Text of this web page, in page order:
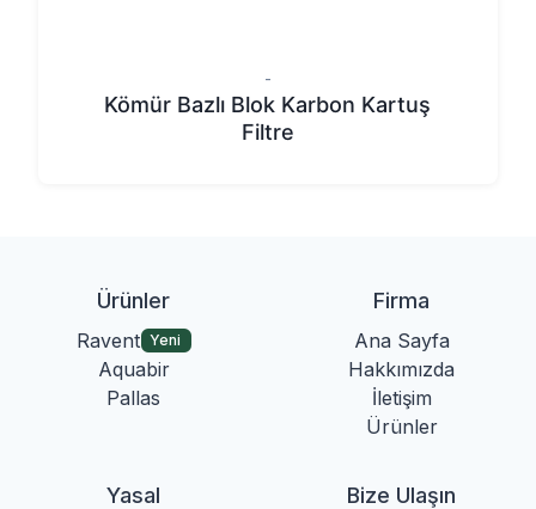
-
Kömür Bazlı Blok Karbon Kartuş
Filtre
Ürünler
Ravent Yeni
Aquabir
Pallas
Firma
Ana Sayfa
Hakkımızda
İletişim
Ürünler
Yasal Bize Ulaşın